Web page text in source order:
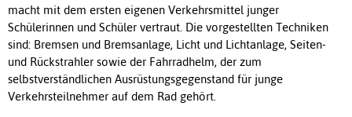
macht mit dem ersten eigenen Verkehrsmittel junger
Schülerinnen und Schüler vertraut. Die vorgestellten Techniken
sind: Bremsen und Bremsanlage, Licht und Lichtanlage, Seiten-
und Rückstrahler sowie der Fahrradhelm, der zum
selbstverständlichen Ausrüstungsgegenstand für junge
Verkehrsteilnehmer auf dem Rad gehört.